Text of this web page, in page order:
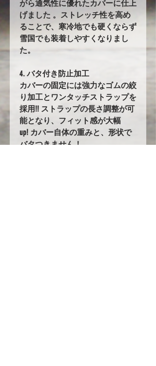
がら通気性に優れたカバーに仕上
げました 。ストレッチ性を高め
ることで、寒冷地でも硬くならず
雪国でも装着しやすくなりまし
た。
4. バタ付き防止加工
カバーの固定には強力なゴムの絞
り加工とワンタッチストラップを
採用!! ストラップの長さ調整が可
能となり、フィット感が大幅
up! カバー自体の重みと、形状で
バタつきません！